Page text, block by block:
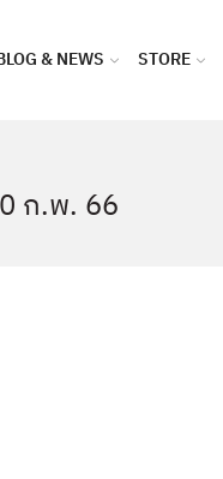
& NEWS STORE
ก.พ. 66